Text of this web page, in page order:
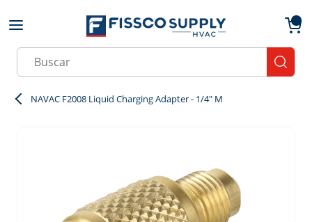
Skip to main content
Site Search
NAVAC F2008 Liquid Charging Adapter - 1/4" M